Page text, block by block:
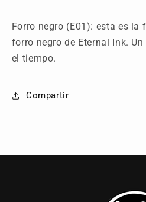
Forro negro (E01): esta es
forro negro de Eternal Ink.
el tiempo.
Compartir